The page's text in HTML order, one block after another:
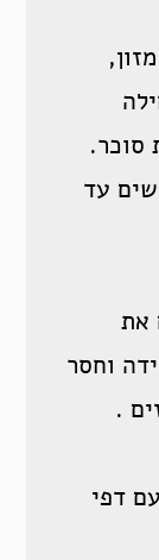
סוכר.
עד
את
וחסר
.
דפי